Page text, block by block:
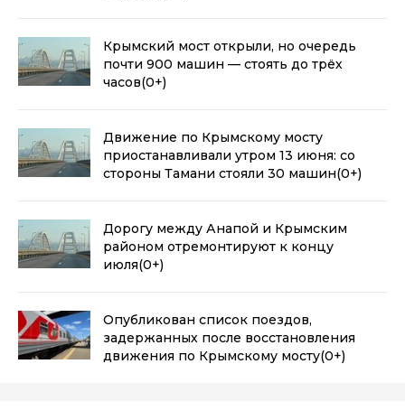
Крымский мост открыли, но очередь
почти 900 машин — стоять до трёх
часов(0+)
Движение по Крымскому мосту
приостанавливали утром 13 июня: со
стороны Тамани стояли 30 машин(0+)
Дорогу между Анапой и Крымским
районом отремонтируют к концу
июля(0+)
Опубликован список поездов,
задержанных после восстановления
движения по Крымскому мосту(0+)